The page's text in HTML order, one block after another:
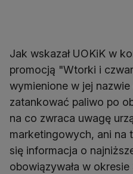
Jak wskazał UOKiK w
promocją "Wtorki i
wymienione w jej
zatankować paliwo po
na co zwraca uwagę
marketingowych, ani na
się informacja o
obowiązywała w